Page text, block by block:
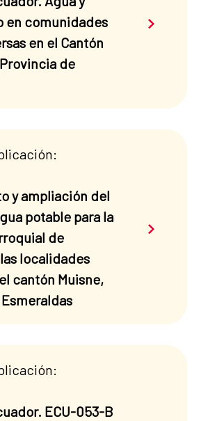
en comunidades
en el Cantón
de
Saber
y ampliación del
potable para la
de
localidades
cantón Muisne,
Saber
ECU-053-B